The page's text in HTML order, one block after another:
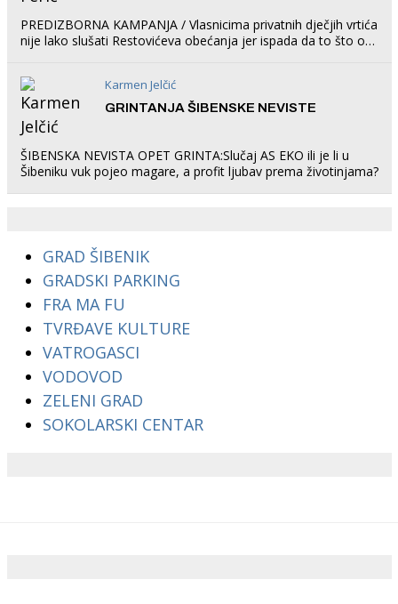
PREDIZBORNA KAMPANJA / Vlasnicima privatnih dječjih vrtića
nije lako slušati Restovićeva obećanja jer ispada da to što oni
Karmen Jelčić
GRINTANJA ŠIBENSKE NEVISTE
ŠIBENSKA NEVISTA OPET GRINTA:Slučaj AS EKO ili je li u
Šibeniku vuk pojeo magare, a profit ljubav prema životinjama?
GRAD ŠIBENIK
GRADSKI PARKING
FRA MA FU
TVRĐAVE KULTURE
VATROGASCI
VODOVOD
ZELENI GRAD
SOKOLARSKI CENTAR